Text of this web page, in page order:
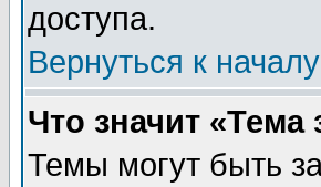
доступа.
Вернуться к началу
Что значит «Тема
Темы могут быть